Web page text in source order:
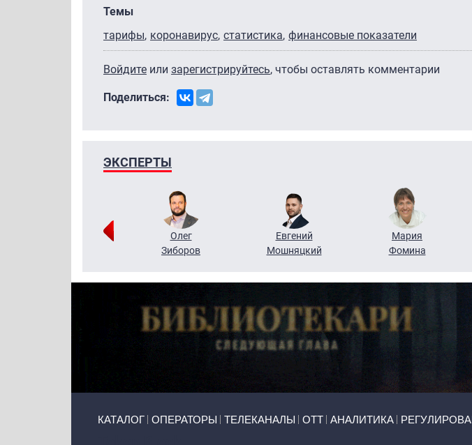
Темы
тарифы коронавирус статистика финансовые показатели
Войдите или зарегистрируйтесь, чтобы оставлять комментарии
Поделиться:
ЭКСПЕРТЫ
Олег
Зиборов
Евгений
Мошняцкий
Мария
Фомина
КАТАЛОГ ОПЕРАТОРЫ ТЕЛЕКАНАЛЫ ОТТ АНАЛИТИКА